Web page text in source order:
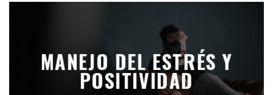
MANEJO DEL ESTRÉS Y
POSITIVIDAD